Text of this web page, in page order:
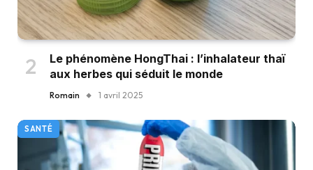
Le phénomène HongThai : l’inhalateur thaï
aux herbes qui séduit le monde
Romain 1 avril 2025
SANTÉ